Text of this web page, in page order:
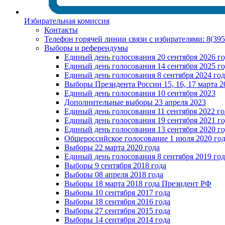
Избирательная комиссия
Контакты
Телефон горячей линии связи с избирателями:
Выборы и референдумы
Единый день голосования 20 сентября 2026
Единый день голосования 14 сентября 2025
Единый день голосования 8 сентября 2024
Выборы Президента России 15, 16, 17 марта
Единый день голосования 10 сентября 2023
Дополнительные выборы 23 апреля 2023
Единый день голосования 11 сентября 2022
Единый день голосования 19 сентября 2021
Единый день голосования 13 сентября 2020
Общероссийское голосование 1 июля 2020
Выборы 22 марта 2020 года
Единый день голосования 8 сентября 2019
Выборы 9 сентября 2018 года
Выборы 08 апреля 2018 года
Выборы 18 марта 2018 года Президент РФ
Выборы 10 сентября 2017 года
Выборы 18 сентября 2016 года
Выборы 27 сентября 2015 года
Выборы 14 сентября 2014 года